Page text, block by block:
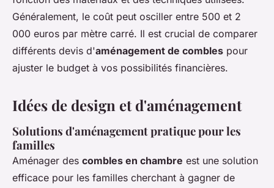
Généralement, le coût peut osciller entre 500 et 2
000 euros par mètre carré. Il est crucial de comparer
différents devis d'aménagement de combles pour
ajuster le budget à vos possibilités financières.
Idées de design et d'aménagement
Solutions d'aménagement pratique pour les
familles
Aménager des combles en chambre est une solution
efficace pour les familles cherchant à gagner de